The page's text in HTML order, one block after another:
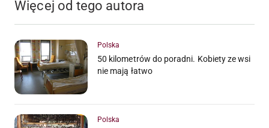
Więcej od tego autora
Polska
50 kilometrów do poradni. Kobiety ze wsi
nie mają łatwo
Polska